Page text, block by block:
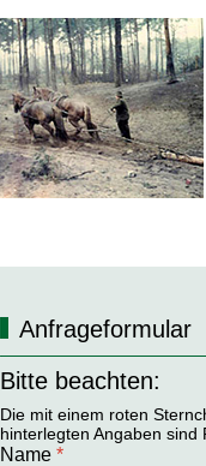
Anfrageformular
Bitte beachten:
Die mit einem roten
hinterlegten Angaben sind
Name *